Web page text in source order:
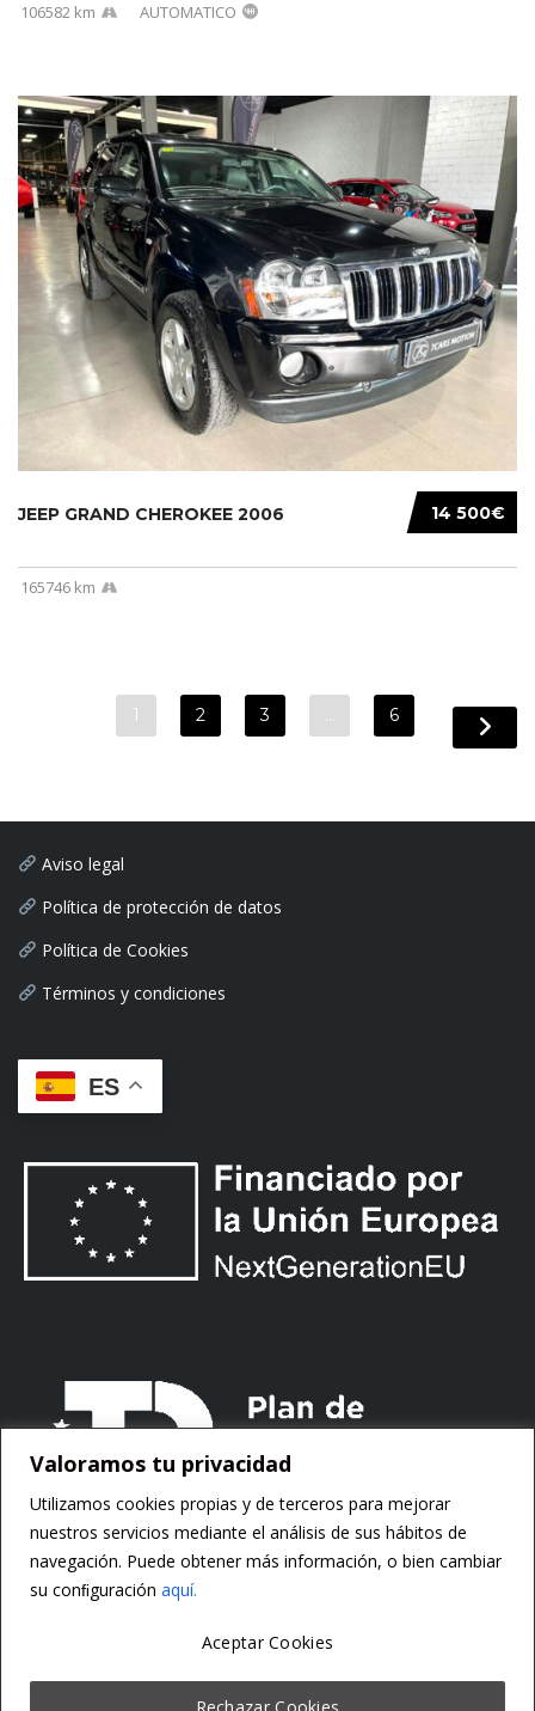
Valoramos tu privacidad
Utilizamos cookies propias y de terceros para mejorar
nuestros servicios mediante el análisis de sus hábitos de
navegación. Puede obtener más información, o bien cambiar
su conﬁguración aquí.
Rechazar Cookies
Aceptar Cookies
106582 km AUTOMATICO
14 500€
JEEP GRAND CHEROKEE 2006
165746 km
1 2 3 … 6
Aviso legal
Política de protección de datos
Política de Cookies
Términos y condiciones
ES